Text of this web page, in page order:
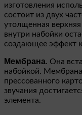
изготовления
состоит из двух
утолщенная верхняя
внутри набойки
создающее эффект
Мембрана. Она
набойкой.
прессованного
звучания
элемента.